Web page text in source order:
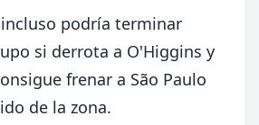
podría terminar
si derrota a O'Higgins y
frenar a São Paulo
de la zona.